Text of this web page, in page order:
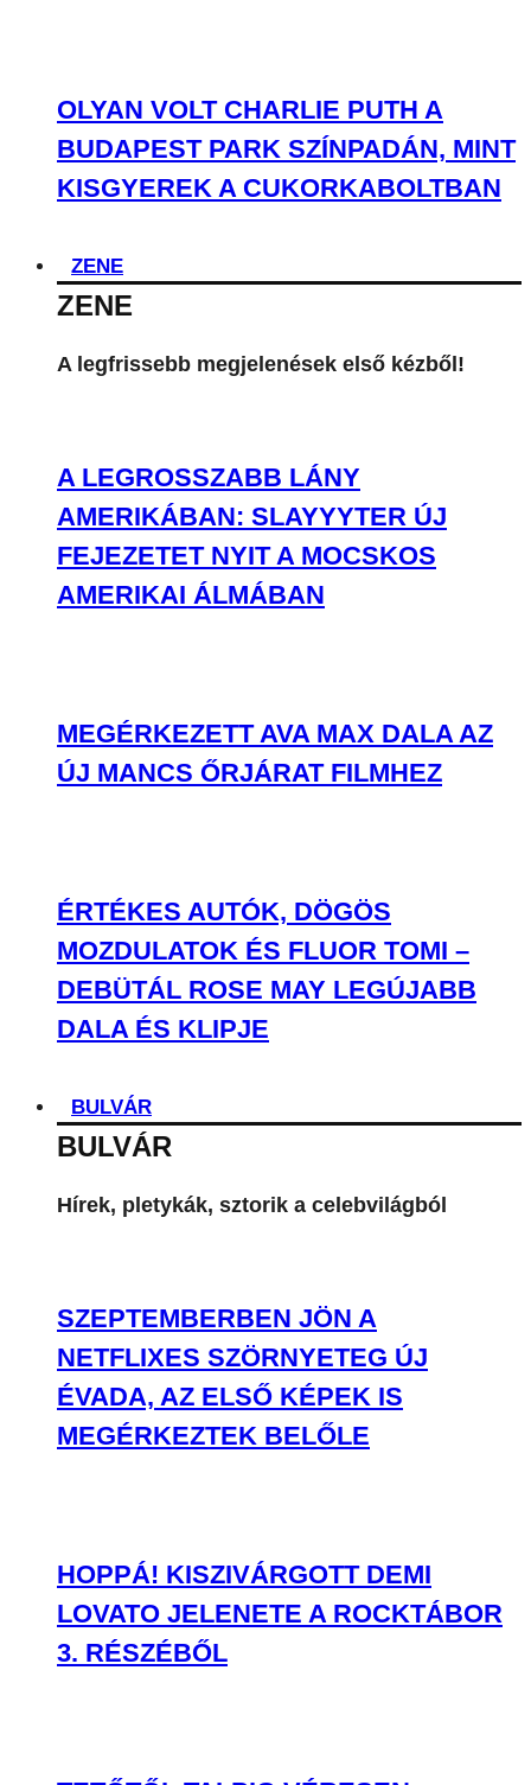
OLYAN VOLT CHARLIE PUTH A
BUDAPEST PARK SZÍNPADÁN, MINT
KISGYEREK A CUKORKABOLTBAN
ZENE
ZENE
A legfrissebb megjelenések első kézből!
A LEGROSSZABB LÁNY
AMERIKÁBAN: SLAYYYTER ÚJ
FEJEZETET NYIT A MOCSKOS
AMERIKAI ÁLMÁBAN
MEGÉRKEZETT AVA MAX DALA AZ
ÚJ MANCS ŐRJÁRAT FILMHEZ
ÉRTÉKES AUTÓK, DÖGÖS
MOZDULATOK ÉS FLUOR TOMI –
DEBÜTÁL ROSE MAY LEGÚJABB
DALA ÉS KLIPJE
BULVÁR
BULVÁR
Hírek, pletykák, sztorik a celebvilágból
SZEPTEMBERBEN JÖN A
NETFLIXES SZÖRNYETEG ÚJ
ÉVADA, AZ ELSŐ KÉPEK IS
MEGÉRKEZTEK BELŐLE
HOPPÁ! KISZIVÁRGOTT DEMI
LOVATO JELENETE A ROCKTÁBOR
3. RÉSZÉBŐL